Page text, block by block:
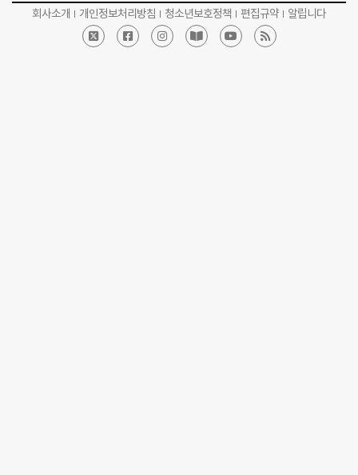
회사소개 개인정보처리방침 청소년보호정책 편집규약 알립니다